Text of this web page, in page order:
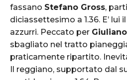
fassano Stefano Gross,
diciassettesimo a 1.36. E’ lui
azzurri. Peccato per
sbagliato nel tratto
praticamente ripartito.
Il reggiano, supportato dal